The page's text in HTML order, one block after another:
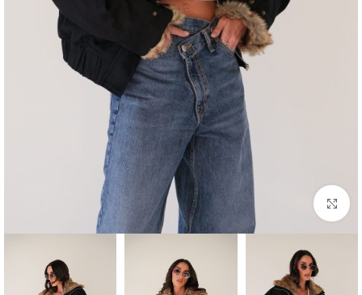
Click to enlarge